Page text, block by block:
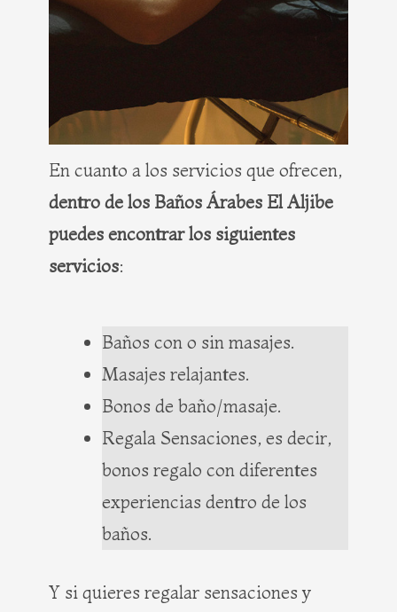
En cuanto a los servicios que ofrecen,
dentro de los Baños Árabes El Aljibe
puedes encontrar los siguientes
servicios:
Baños con o sin masajes.
Masajes relajantes.
Bonos de baño/masaje.
Regala Sensaciones, es decir,
bonos regalo con diferentes
experiencias dentro de los
baños.
Y si quieres regalar sensaciones y